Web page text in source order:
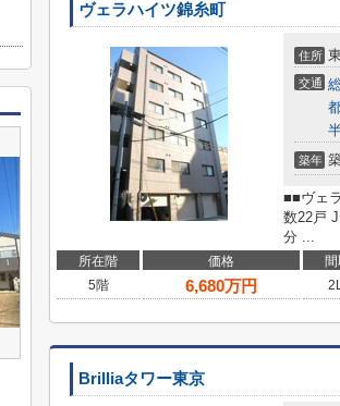
ヴェラハイツ錦糸町
住所
交通
築年
■■ヴェ
数22戸
分 ...
所在階 価格 間
5階
6,680万円
Brilliaタワー東京